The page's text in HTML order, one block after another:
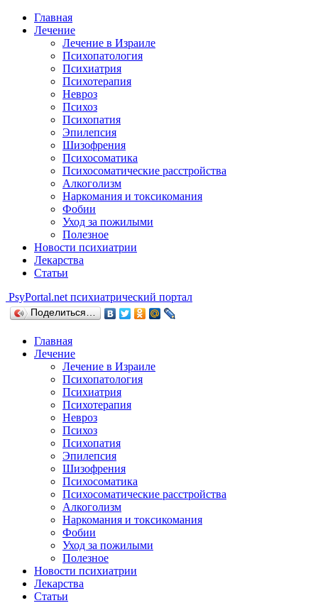
Главная
Лечение
Лечение в Израиле
Психопатология
Психиатрия
Психотерапия
Невроз
Психоз
Психопатия
Эпилепсия
Шизофрения
Психосоматика
Психосоматические расстройства
Алкоголизм
Наркомания и токсикомания
Фобии
Уход за пожилыми
Полезное
Новости психиатрии
Лекарства
Статьи
PsyPortal.net психиатрический портал
Поделиться…
Главная
Лечение
Лечение в Израиле
Психопатология
Психиатрия
Психотерапия
Невроз
Психоз
Психопатия
Эпилепсия
Шизофрения
Психосоматика
Психосоматические расстройства
Алкоголизм
Наркомания и токсикомания
Фобии
Уход за пожилыми
Полезное
Новости психиатрии
Лекарства
Статьи